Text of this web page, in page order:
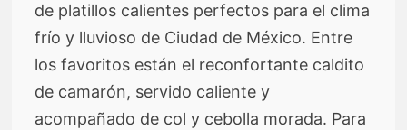
de platillos calientes perfectos para el clima
frío y lluvioso de Ciudad de México. Entre
los favoritos están el reconfortante caldito
de camarón, servido caliente y
acompañado de col y cebolla morada. Para